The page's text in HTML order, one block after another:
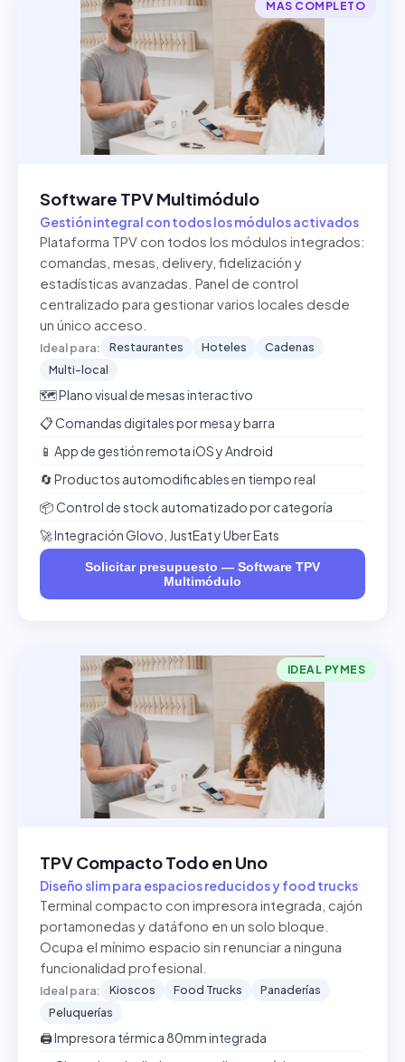
MÁS COMPLETO
Software TPV Multimódulo
Gestión integral con todos los módulos activados
Plataforma TPV con todos los módulos integrados:
comandas, mesas, delivery, fidelización y
estadísticas avanzadas. Panel de control
centralizado para gestionar varios locales desde
un único acceso.
Ideal para: Restaurantes Hoteles
Cadenas
Multi-local
🗺️ Plano visual de mesas interactivo
📋 Comandas digitales por mesa y barra
📱 App de gestión remota iOS y Android
🔄 Productos automodificables en tiempo real
📦 Control de stock automatizado por categoría
🚀 Integración Glovo, JustEat y Uber Eats
Solicitar presupuesto — Software TPV
Multimódulo
IDEAL PYMES
TPV Compacto Todo en Uno
Diseño slim para espacios reducidos y food trucks
Terminal compacto con impresora integrada, cajón
portamonedas y datáfono en un solo bloque.
Ocupa el mínimo espacio sin renunciar a ninguna
funcionalidad profesional.
Ideal para: Kioscos Food Trucks
Panaderías
Peluquerías
🖨️ Impresora térmica 80mm integrada